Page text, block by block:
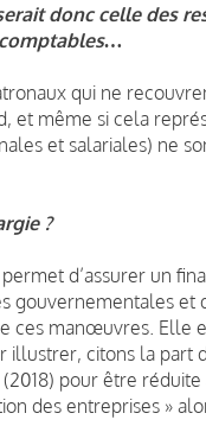
donc celle des
comptables…
qui ne
et même si cela
et salariales) ne
?
d’assurer un
gouvernementales et
ces manœuvres. Elle
citons la part
pour être
des entreprises »